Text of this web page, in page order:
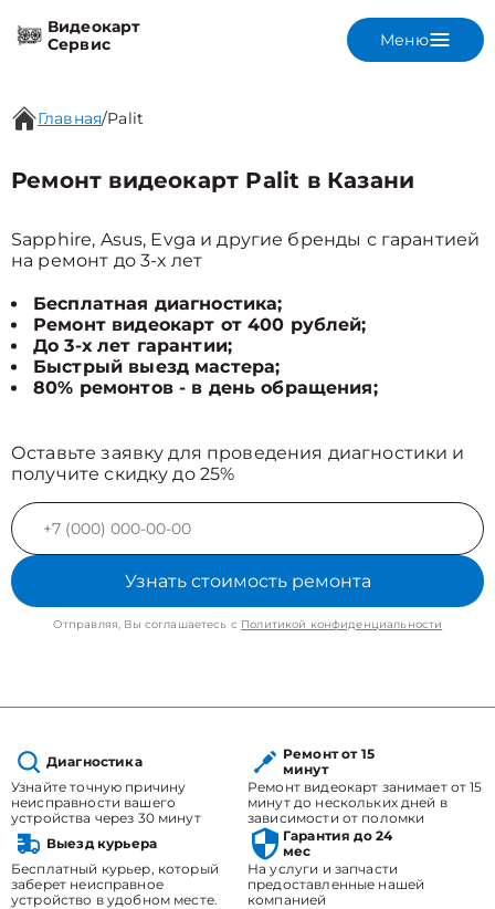
Видеокарт
Сервис
Меню
Главная/Palit
Ремонт видеокарт Palit в Казани
Sapphire, Asus, Evga и другие бренды с гарантией
на ремонт до 3-х лет
Бесплатная диагностика;
Ремонт видеокарт от 400 рублей;
До 3-х лет гарантии;
Быстрый выезд мастера;
80% ремонтов - в день обращения;
Оставьте заявку для проведения диагностики и
получите скидку до 25%
Узнать стоимость ремонта
Отправляя, Вы соглашаетесь с Политикой конфиденциальности
Диагностика
Узнайте точную причину
неисправности вашего
устройства через 30 минут
Ремонт от 15
минут
Ремонт видеокарт занимает от 15
минут до нескольких дней в
зависимости от поломки
Выезд курьера
Бесплатный курьер, который
заберет неисправное
устройство в удобном месте.
Гарантия до 24
мес
На услуги и запчасти
предоставленные нашей
компанией